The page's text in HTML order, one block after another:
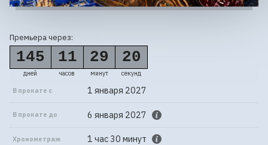
Премьера через:
145
дней
11
часов
29
минут
20
секунд
В прокате с 1 января 2027
В прокате до 6 января 2027
Хронометраж 1 час 30 минут